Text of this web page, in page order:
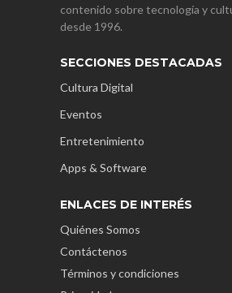
contenido sobre tecnología y
desde 1996.
SECCIONES DESTACADAS
Cultura Digital
Eventos
Entretenimiento
Apps & Software
ENLACES DE INTERÉS
Quiénes Somos
Contáctenos
Términos y condiciones